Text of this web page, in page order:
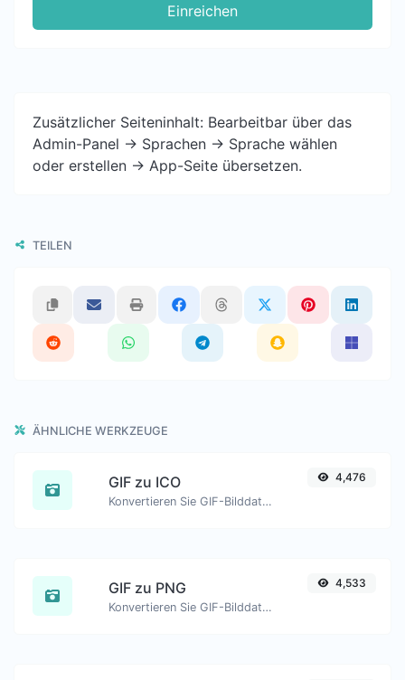
Einreichen
Zusätzlicher Seiteninhalt: Bearbeitbar über das
Admin-Panel -> Sprachen -> Sprache wählen
oder erstellen -> App-Seite übersetzen.
TEILEN
ÄHNLICHE WERKZEUGE
GIF zu ICO
Konvertieren Sie GIF-Bilddateien einfach in ICO.
4,476
GIF zu PNG
Konvertieren Sie GIF-Bilddateien einfach in PNG.
4,533